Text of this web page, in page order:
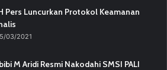
Pers Luncurkan Protokol Keamanan
03/2021
M Aridi Resmi Nakodahi SMSI PALI